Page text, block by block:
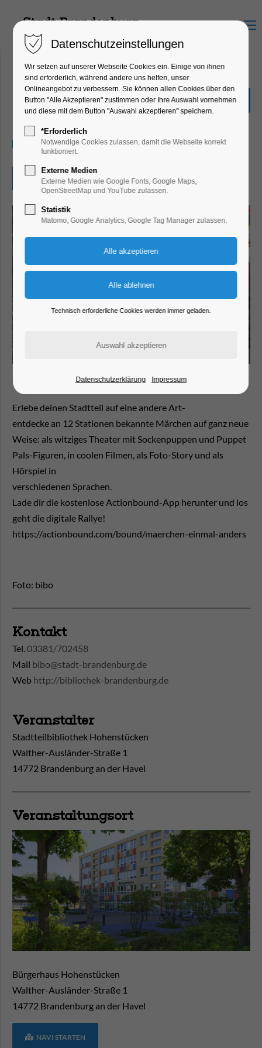
Menu
Märchen einmal anders
Kinder, Jugend, Mitmach-Aktion
15.06.2025
Eintritt frei
Erlebe deinen Stadtteil auf eine andere Art-
entdecke an 12 Stationen bekannte Märchen auf ganz neue
Weise: als witziges Theater mit Sockenpuppen und Puppet
Pals-Figuren, in coolen Filmen, als Foto-Story und als
Hörspiel in
verschiedenen Sprachen.
Lade dir die kostenlose Actionbound-App herunter und los
geht die digitale Rallye!
https://actionbound.com/bound/maerchen-einmal-anders
Foto: bibo
Kontakt
Tel. 03381/702458
Mail bibo@stadt-brandenburg.de
Web http://bibliothek-brandenburg.de
Veranstalter
Stadtteilbibliothek Hohenstücken
Walther-Ausländer-Straße 1
14772 Brandenburg an der Havel
Veranstaltungsort
Bürgerhaus Hohenstücken
Walther-Ausländer-Straße 1
14772 Brandenburg an der Havel
NAVI STARTEN
Datenschutzeinstellungen
Wir setzen auf unserer Webseite Cookies ein. Einige von ihnen
sind erforderlich, während andere uns helfen, unser
Onlineangebot zu verbessern. Sie können allen Cookies über den
Button "Alle Akzeptieren" zustimmen oder Ihre Auswahl vornehmen
und diese mit dem Button "Auswahl akzeptieren" speichern.
*Erforderlich
Notwendige Cookies zulassen, damit die Webseite korrekt
funktioniert.
Externe Medien
Externe Medien wie Google Fonts, Google Maps,
OpenStreetMap und YouTube zulassen.
Statistik
Matomo, Google Analytics, Google Tag Manager zulassen.
Technisch erforderliche Cookies werden immer geladen.
Datenschutzerklärung Impressum